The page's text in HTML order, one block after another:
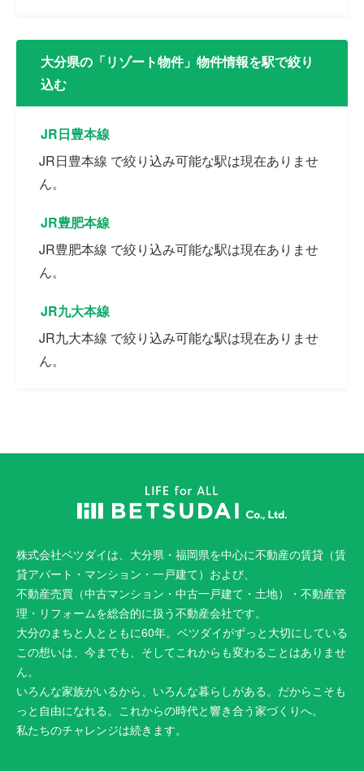
大分県の「リゾート物件」物件情報を駅で絞り
込む
JR日豊本線
JR日豊本線 で絞り込み可能な駅は現在ありませ
ん。
JR豊肥本線
JR豊肥本線 で絞り込み可能な駅は現在ありませ
ん。
JR九大本線
JR九大本線 で絞り込み可能な駅は現在ありませ
ん。
株式会社ベツダイは、大分県・福岡県を中心に不動産の賃貸（賃
貸アパート・マンション・一戸建て）および、
不動産売買（中古マンション・中古一戸建て・土地）・不動産管
理・リフォームを総合的に扱う不動産会社です。
大分のまちと人とともに60年。ベツダイがずっと大切にしている
この想いは、今までも、そしてこれからも変わることはありませ
ん。
いろんな家族がいるから、いろんな暮らしがある。だからこそも
っと自由になれる。これからの時代と響き合う家づくりへ。
私たちのチャレンジは続きます。